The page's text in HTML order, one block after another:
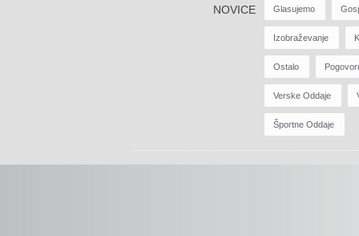
NOVICE Glasujemo
Izobraževanje
Ostalo
Verske Oddaje
Športne Oddaje